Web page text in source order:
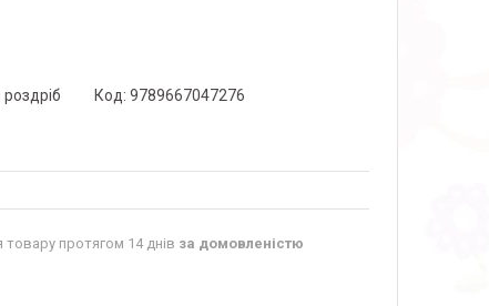
Код: 9789667047276
товару протягом 14 днів за домовленістю